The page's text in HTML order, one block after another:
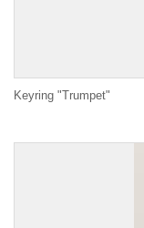
Keyring "Trumpet"